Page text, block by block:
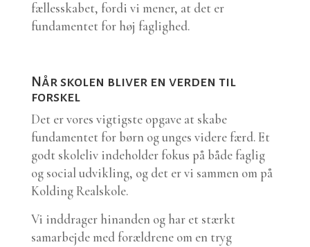
fællesskabet, fordi vi mener, at det er
fundamentet for høj faglighed.
Når skolen bliver en verden til
forskel
Det er vores vigtigste opgave at skabe
fundamentet for børn og unges videre færd. Et
godt skoleliv indeholder fokus på både faglig
og social udvikling, og det er vi sammen om på
Kolding Realskole.
Vi inddrager hinanden og har et stærkt
samarbejde med forældrene om en tryg